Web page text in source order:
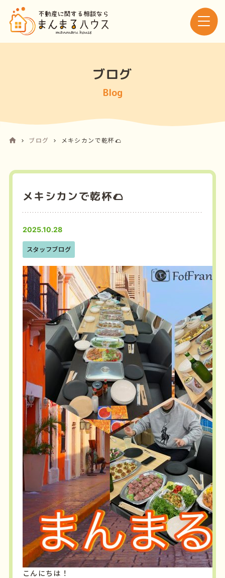
ブログ
Blog
ブログ メキシカンで乾杯🌮
メキシカンで乾杯🌮
2025.10.28
スタッフブログ
こんにちは！